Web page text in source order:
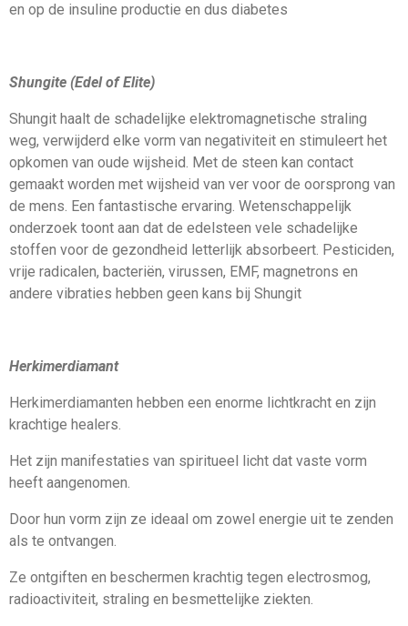
en op de insuline productie en dus diabetes
Shungite (Edel of Elite)
Shungit haalt de schadelijke elektromagnetische straling
weg, verwijderd elke vorm van negativiteit en stimuleert het
opkomen van oude wijsheid. Met de steen kan contact
gemaakt worden met wijsheid van ver voor de oorsprong van
de mens. Een fantastische ervaring. Wetenschappelijk
onderzoek toont aan dat de edelsteen vele schadelijke
stoffen voor de gezondheid letterlijk absorbeert. Pesticiden,
vrije radicalen, bacteriën, virussen, EMF, magnetrons en
andere vibraties hebben geen kans bij Shungit
Herkimerdiamant
Herkimerdiamanten hebben een enorme lichtkracht en zijn
krachtige healers.
Het zijn manifestaties van spiritueel licht dat vaste vorm
heeft aangenomen.
Door hun vorm zijn ze ideaal om zowel energie uit te zenden
als te ontvangen.
Ze ontgiften en beschermen krachtig tegen electrosmog,
radioactiviteit, straling en besmettelijke ziekten.